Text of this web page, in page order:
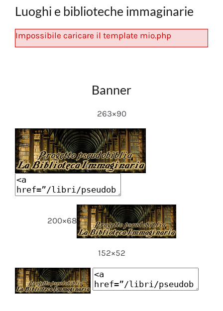
Luoghi e biblioteche immaginarie
Impossibile caricare il template mio.php
Banner
263×90
200×68
152×52